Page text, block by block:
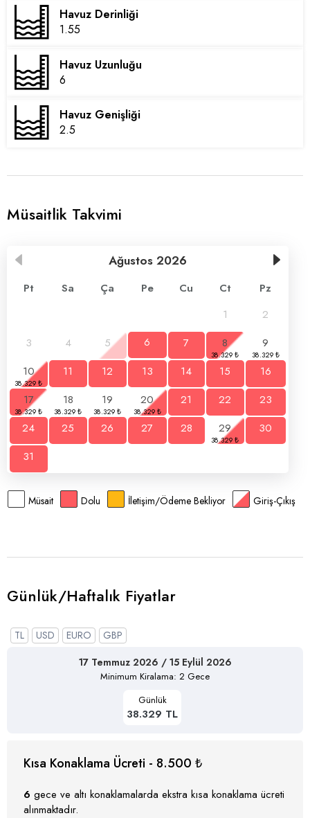
Havuz Derinliği
1.55
Havuz Uzunluğu
6
Havuz Genişliği
2.5
Müsaitlik Takvimi
Ağustos 2026
Pt Sa Ça Pe Cu Ct
Pz
1
2
3
4 5 6 7 8
9
10
11 12 13 14 15
16
17
18 19 20 21 22
23
24
25 26 27 28 29
30
31
Müsait Dolu İletişim/Ödeme Bekliyor Giriş-Çıkış
Günlük/Haftalık Fiyatlar
TL USD EURO
GBP
17 Temmuz 2026 / 15 Eylül 2026
Minimum Kiralama: 2 Gece
Günlük
38.329 TL
Kısa Konaklama Ücreti - 8.500 ₺
6 gece ve altı konaklamalarda ekstra kısa konaklama ücreti
alınmaktadır.